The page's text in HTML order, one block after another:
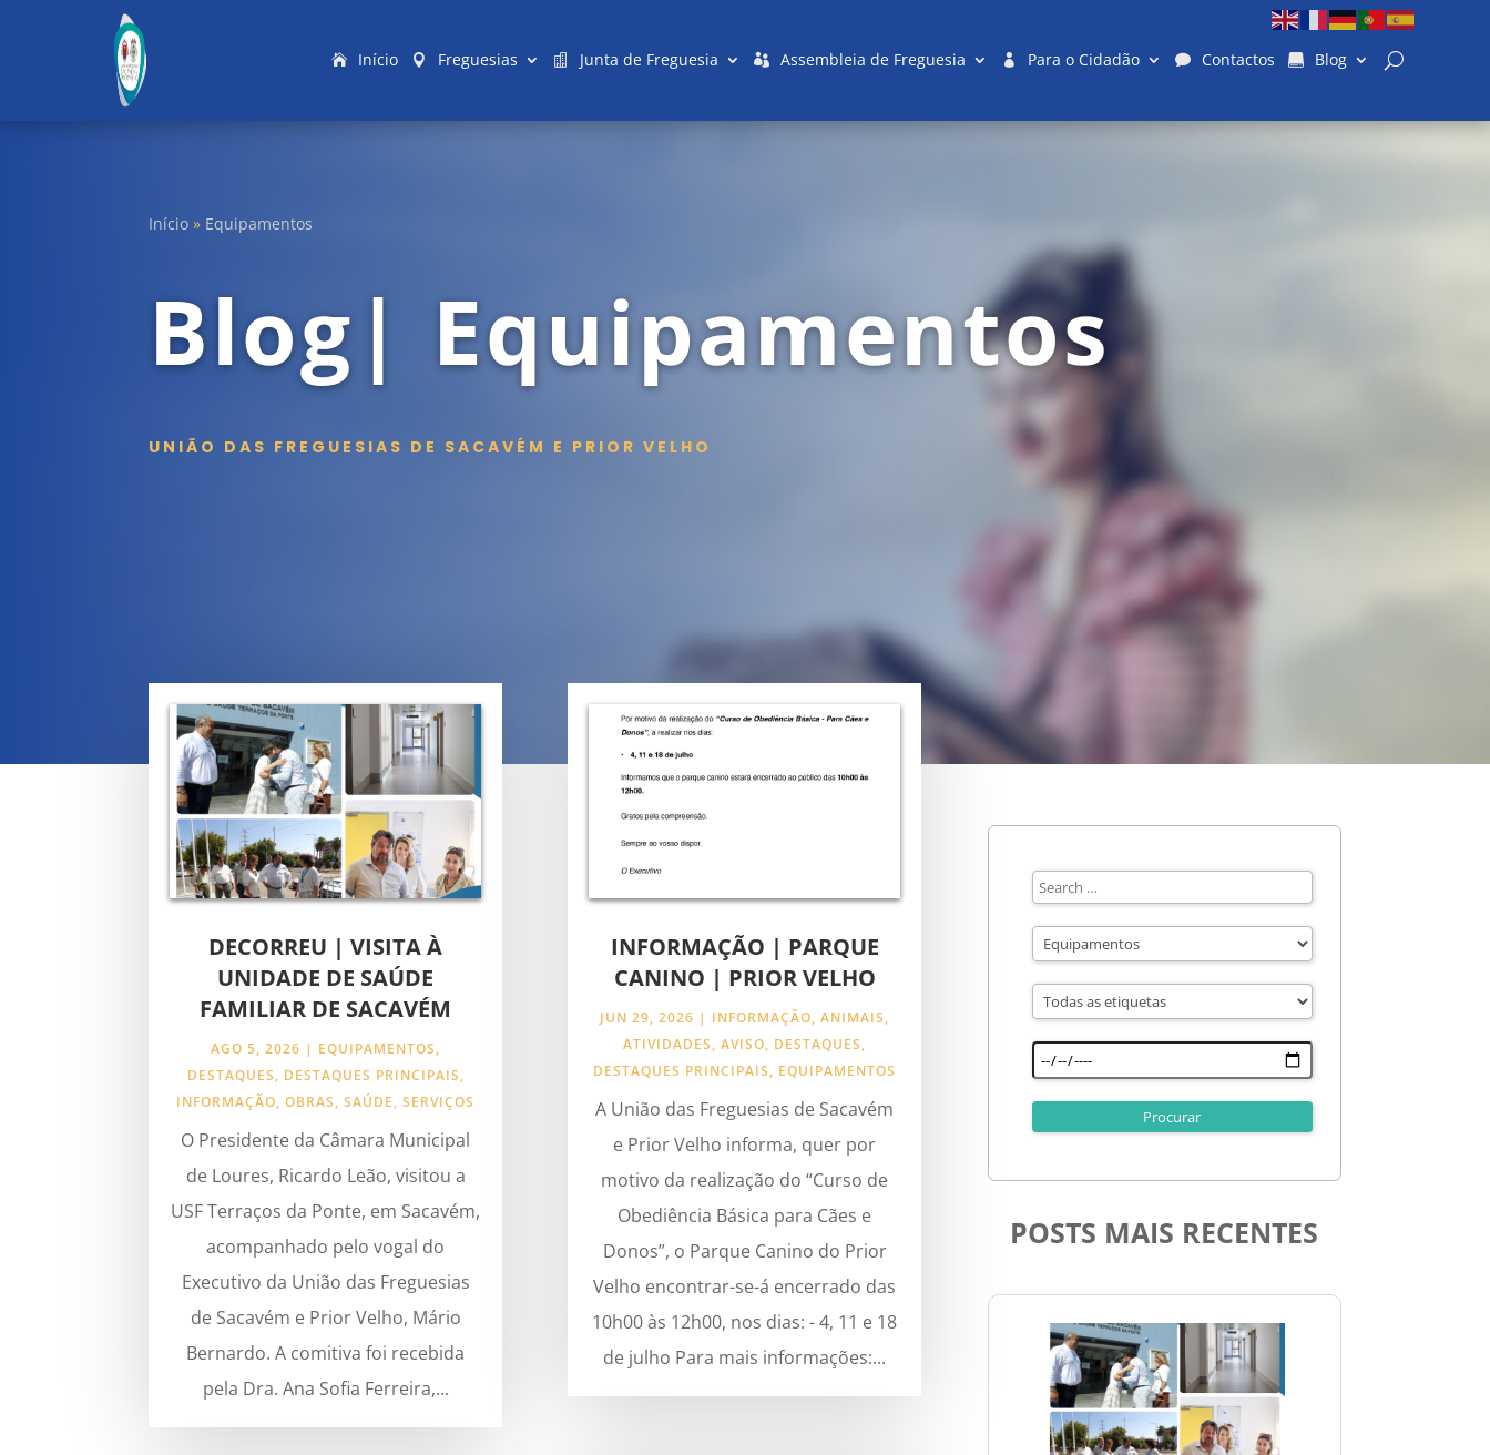
Início Freguesias Junta de Freguesia Assembleia de Freguesia Para o Cidadão Contactos Blog
Início » Equipamentos
Blog| Equipamentos
UNIÃO DAS FREGUESIAS DE SACAVÉM E PRIOR VELHO
DECORREU | VISITA À
UNIDADE DE SAÚDE
FAMILIAR DE SACAVÉM
AGO 5, 2026 | EQUIPAMENTOS,
DESTAQUES, DESTAQUES PRINCIPAIS,
INFORMAÇÃO,OBRAS,SAÚDE,SERVIÇOS
O Presidente da Câmara Municipal
de Loures, Ricardo Leão, visitou a
USF Terraços da Ponte, em Sacavém,
acompanhado pelo vogal do
Executivo da União das Freguesias
de Sacavém e Prior Velho, Mário
Bernardo. A comitiva foi recebida
pela Dra. Ana Sofia Ferreira,...
INFORMAÇÃO | PARQUE
CANINO | PRIOR VELHO
JUN 29, 2026 | INFORMAÇÃO,ANIMAIS,
ATIVIDADES,AVISO, DESTAQUES,
DESTAQUES PRINCIPAIS, EQUIPAMENTOS
A União das Freguesias de Sacavém
e Prior Velho informa, quer por
motivo da realização do “Curso de
Obediência Básica para Cães e
Donos”, o Parque Canino do Prior
Velho encontrar-se-á encerrado das
10h00 às 12h00, nos dias: - 4, 11 e 18
de julho Para mais informações:...
POSTS MAIS RECENTES